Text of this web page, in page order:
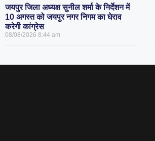
जयपुर जिला अध्यक्ष सुनील शर्मा के निर्देशन में
10 अगस्त को जयपुर नगर निगम का घेराव
करेगी कांग्रेस
08/08/2026 8:44 am